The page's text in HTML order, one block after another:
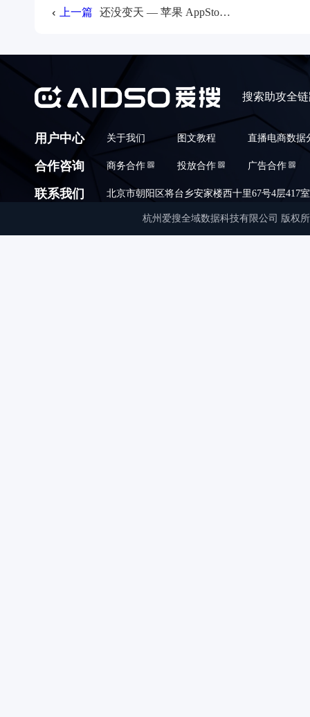
上一篇 还没变天 — 苹果 AppStore 5.5故障解读
搜索助攻全
用户中心 关于我们 图文教程 直播电商数据
合作咨询 商务合作 投放合作 广告合作
联系我们 北京市朝阳区将台乡安家楼西十里67号4层417室
杭州爱搜全域数据科技有限公司 版权